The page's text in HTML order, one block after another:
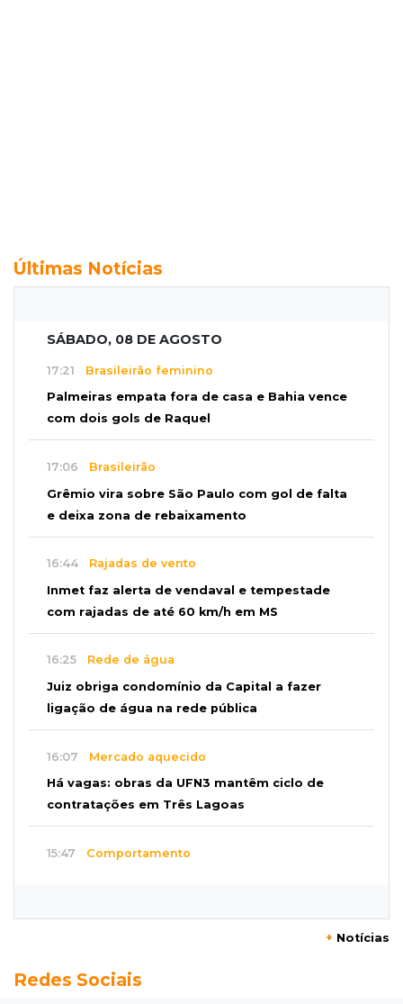
Últimas Notícias
SÁBADO, 08 DE AGOSTO
17:21 Brasileirão feminino
Palmeiras empata fora de casa e Bahia vence
com dois gols de Raquel
17:06 Brasileirão
Grêmio vira sobre São Paulo com gol de falta
e deixa zona de rebaixamento
16:44 Rajadas de vento
Inmet faz alerta de vendaval e tempestade
com rajadas de até 60 km/h em MS
16:25 Rede de água
Juiz obriga condomínio da Capital a fazer
ligação de água na rede pública
16:07 Mercado aquecido
Há vagas: obras da UFN3 mantêm ciclo de
contratações em Três Lagoas
15:47 Comportamento
Visitante encontra túmulo violado e ossos
+ Notícias
Redes Sociais